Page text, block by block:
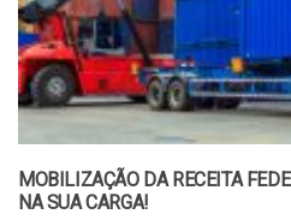
MOBILIZAÇÃO DA RECEITA
NA SUA CARGA!